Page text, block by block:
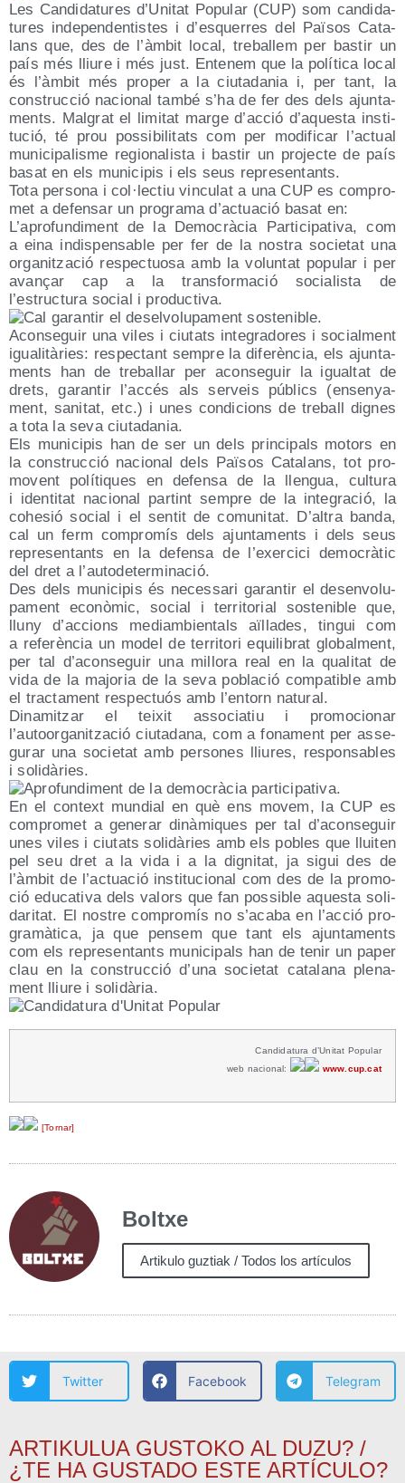
Les Can­di­da­tu­res d’Unitat Popu­lar (CUP) som can­di­da­
tu­res inde­pen­den­tis­tes i d’esquerres del Paï­sos Cata­
lans que, des de l’àmbit local, tre­ba­llem per bas­tir un
país més lliu­re i més just. Ente­nem que la polí­ti­ca local
és l’àmbit més pro­per a la ciu­ta­da­nia i, per tant, la
cons­truc­ció nacio­nal tam­bé s’ha de fer des dels ajun­ta­
ments. Mal­grat el limi­tat mar­ge d’acció d’aquesta ins­ti­
tu­ció, té prou pos­si­bi­li­tats com per modi­fi­car l’actual
muni­ci­pa­lis­me regio­na­lis­ta i bas­tir un pro­jec­te de país
basat en els muni­ci­pis i els seus representants.
Tota per­so­na i col·lectiu vin­cu­lat a una CUP es com­pro­
met a defen­sar un pro­gra­ma d’actuació basat en:
L’aprofundiment de la Demo­crà­cia Par­ti­ci­pa­ti­va, com
a eina indis­pen­sa­ble per fer de la nos­tra socie­tat una
orga­nitza­ció res­pec­tuo­sa amb la volun­tat popu­lar i per
ava­nçar cap a la trans­for­ma­ció socia­lis­ta de
l’estructura social i productiva.
Acon­se­guir una viles i ciu­tats inte­gra­do­res i social­ment
igua­li­tà­ries: res­pec­tant sem­pre la dife­rèn­cia, els ajun­ta­
ments han de tre­ba­llar per acon­se­guir la igual­tat de
drets, garan­tir l’accés als ser­veis públics (ensen­ya­
ment, sani­tat, etc.) i unes con­di­cions de tre­ball dig­nes
a tota la seva ciutadania.
Els muni­ci­pis han de ser un dels prin­ci­pals motors en
la cons­truc­ció nacio­nal dels Paï­sos Cata­lans, tot pro­
mo­vent polí­ti­ques en defen­sa de la llen­gua, cul­tu­ra
i iden­ti­tat nacio­nal par­tint sem­pre de la inte­gra­ció, la
cohe­sió social i el sen­tit de comu­ni­tat. D’altra ban­da,
cal un ferm com­pro­mís dels ajun­ta­ments i dels seus
repre­sen­tants en la defen­sa de l’exercici demo­crà­tic
del dret a l’autodeterminació.
Des dels muni­ci­pis és neces­sa­ri garan­tir el des­en­vo­lu­
pa­ment eco­nò­mic, social i terri­to­rial sos­te­ni­ble que,
lluny d’accions mediam­bien­tals aïlla­des, tin­gui com
a refe­rèn­cia un model de terri­to­ri equi­li­brat glo­bal­ment,
per tal d’aconseguir una millo­ra real en la qua­li­tat de
vida de la majo­ria de la seva pobla­ció com­pa­ti­ble amb
el trac­ta­ment res­pec­tuós amb l’entorn natural.
Dina­mitzar el tei­xit asso­cia­tiu i pro­mo­cio­nar
l’autoorganització ciu­ta­da­na, com a fona­ment per asse­
gu­rar una socie­tat amb per­so­nes lliu­res, res­pon­sa­bles
i solidàries.
En el con­text mun­dial en què ens movem, la CUP es
com­pro­met a gene­rar dinà­mi­ques per tal d’aconseguir
unes viles i ciu­tats soli­dà­ries amb els pobles que llui­ten
pel seu dret a la vida i a la dig­ni­tat, ja sigui des de
l’àmbit de l’actuació ins­ti­tu­cio­nal com des de la pro­mo­
ció edu­ca­ti­va dels valors que fan pos­si­ble aques­ta soli­
da­ri­tat. El nos­tre com­pro­mís no s’acaba en l’acció pro­
gra­mà­ti­ca, ja que pen­sem que tant els ajun­ta­ments
com els repre­sen­tants muni­ci­pals han de tenir un paper
clau en la cons­truc­ció d’una socie­tat cata­la­na ple­na­
ment lliu­re i solidària.
Can­di­da­tu­ra d’U­ni­tat Popular
web nacio­nal:
www​.cup​.cat
[Tor­nar]
Boltxe
Artikulo guztiak / Todos los artículos
Twitter Facebook Telegram
ARTIKULUA GUSTOKO AL DUZU? /
¿TE HA GUSTADO ESTE ARTÍCULO?